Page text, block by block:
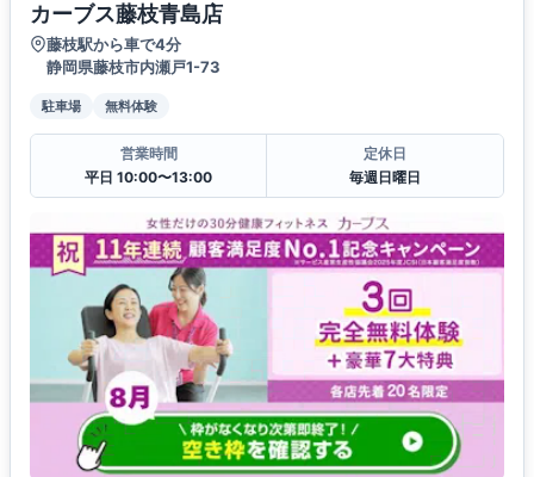
カーブス藤枝青島店
藤枝駅から車で4分
静岡県藤枝市内瀬戸1-73
駐車場 無料体験
営業時間
平日 10:00〜13:00
定休日
毎週日曜日